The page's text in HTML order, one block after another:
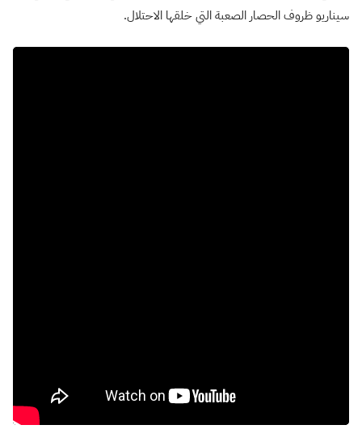
سيناريو ظروف الحصار الصعبة التي خلقها الاحتلال.